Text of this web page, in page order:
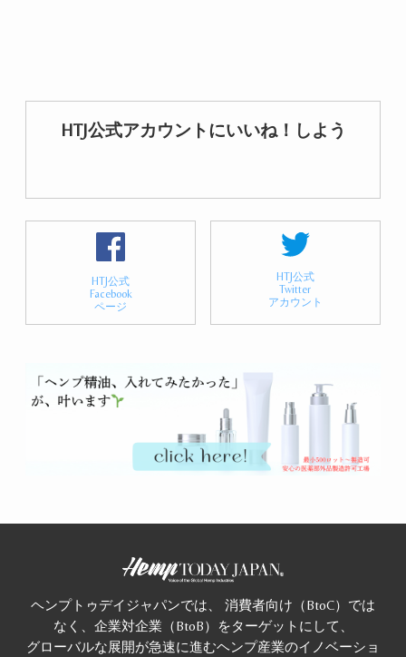
HTJ公式アカウントにいいね！しよう
HTJ公式
Facebook
ページ
HTJ公式
Twitter
アカウント
ヘンプトゥデイジャパンでは、 消費者向け（BtoC）では
なく、企業対企業（BtoB）をターゲットにして、
グローバルな展開が急速に進むヘンプ産業のイノベーショ